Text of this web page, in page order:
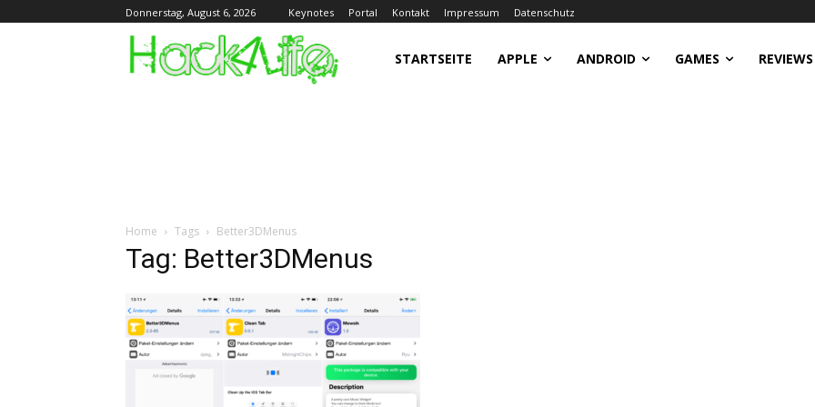
Donnerstag, August 6, 2026 Keynotes Portal Kontakt Impressum Datenschutz
STARTSEITE APPLE ANDROID GAMES REVIEWS
Home Tags Better3DMenus
Tag: Better3DMenus